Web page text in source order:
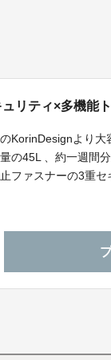
リティ×多機能
KorinDesignより
の45L 、約一週間
ファスナーの3重セ